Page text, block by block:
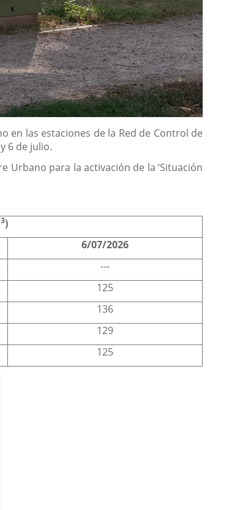
en las estaciones de la Red de Control de
6 de julio.
Urbano para la activación de la ‘Situación
3)
6/07/2026
---
125
136
129
125